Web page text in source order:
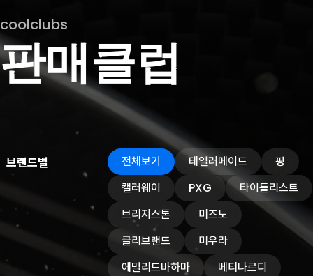
coolclubs
판매클럽
브랜드별 전체보기 테일러메이드
핑
캘러웨이
PXG
타이틀리스트
브리지스톤
미즈노
클리브랜드
미우라
에밀리드바하마
베티나르디